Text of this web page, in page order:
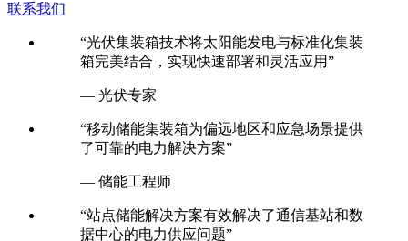
联系我们
“光伏集装箱技术将太阳能发电与标准化集装
箱完美结合，实现快速部署和灵活应用”
— 光伏专家
“移动储能集装箱为偏远地区和应急场景提供
了可靠的电力解决方案”
— 储能工程师
“站点储能解决方案有效解决了通信基站和数
据中心的电力供应问题”